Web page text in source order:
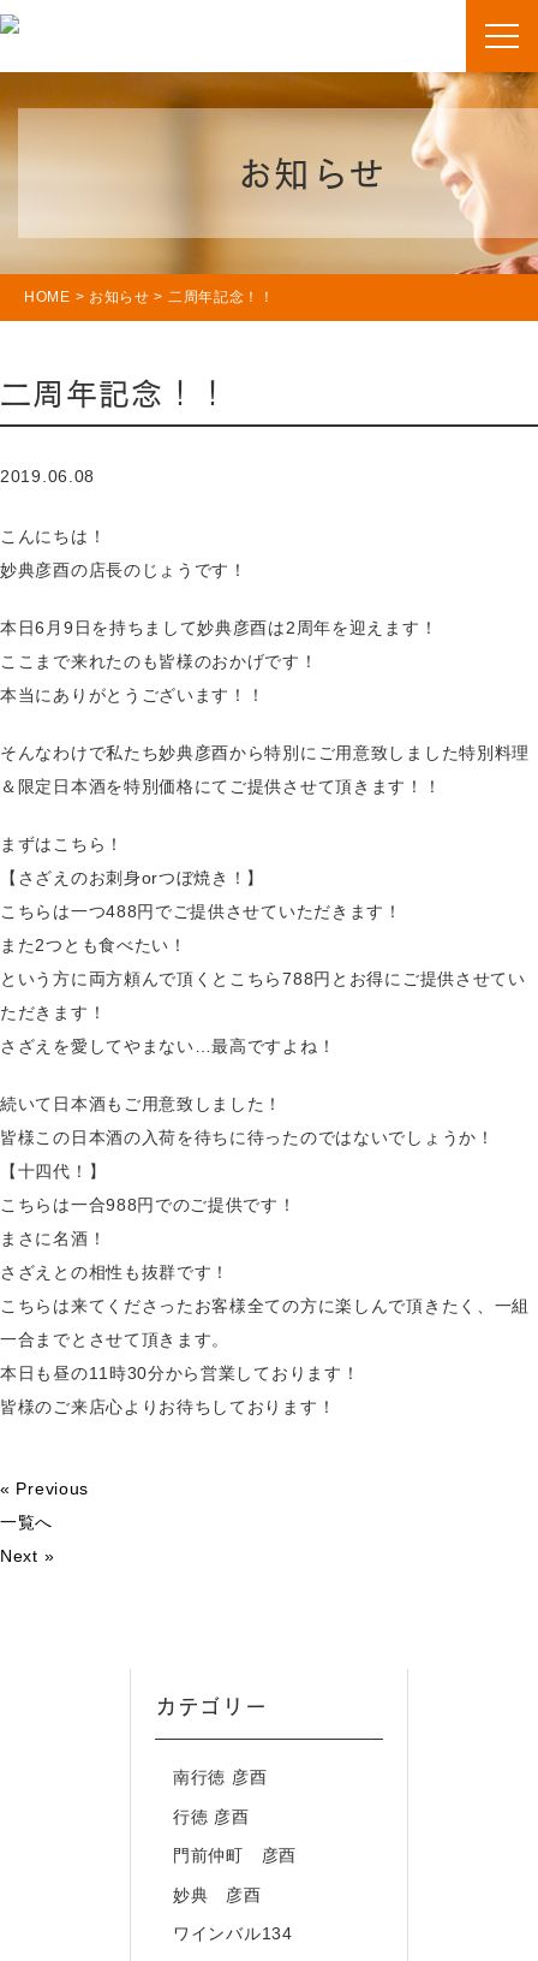
お知らせ
HOME > お知らせ > 二周年記念！！
二周年記念！！
2019.06.08
こんにちは！
妙典彦酉の店長のじょうです！
本日6月9日を持ちまして妙典彦酉は2周年を迎えます！
ここまで来れたのも皆様のおかげです！
本当にありがとうございます！！
そんなわけで私たち妙典彦酉から特別にご用意致しました特別料理
＆限定日本酒を特別価格にてご提供させて頂きます！！
まずはこちら！
【さざえのお刺身orつぼ焼き！】
こちらは一つ488円でご提供させていただきます！
また2つとも食べたい！
という方に両方頼んで頂くとこちら788円とお得にご提供させてい
ただきます！
さざえを愛してやまない…最高ですよね！
続いて日本酒もご用意致しました！
皆様この日本酒の入荷を待ちに待ったのではないでしょうか！
【十四代！】
こちらは一合988円でのご提供です！
まさに名酒！
さざえとの相性も抜群です！
こちらは来てくださったお客様全ての方に楽しんで頂きたく、一組
一合までとさせて頂きます。
本日も昼の11時30分から営業しております！
皆様のご来店心よりお待ちしております！
« Previous
一覧へ
Next »
カテゴリー
南行徳 彦酉
行徳 彦酉
門前仲町 彦酉
妙典 彦酉
ワインバル134